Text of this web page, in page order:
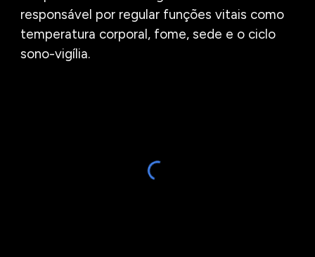
responsável por regular funções vitais como
temperatura corporal, fome, sede e o ciclo
sono-vigília.